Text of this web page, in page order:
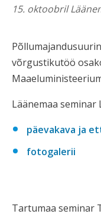
15. oktoobril
võrgustikutöö
Läänemaa seminar
päevakava ja
fotogalerii
Tartumaa seminar